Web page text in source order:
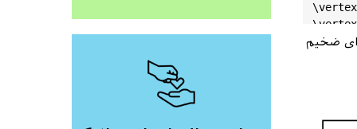
\
\
\
draw
ضخیم